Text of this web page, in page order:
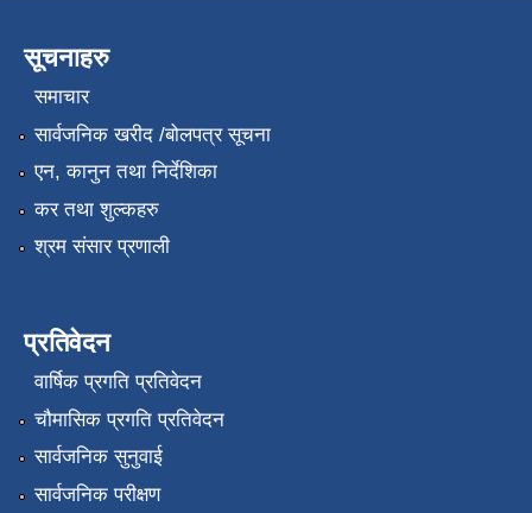
सूचनाहरु
समाचार
सार्वजनिक खरीद /बोलपत्र सूचना
एन, कानुन तथा निर्देशिका
कर तथा शुल्कहरु
श्रम संसार प्रणाली
प्रतिवेदन
वार्षिक प्रगति प्रतिवेदन
चौमासिक प्रगति प्रतिवेदन
सार्वजनिक सुनुवाई
सार्वजनिक परीक्षण